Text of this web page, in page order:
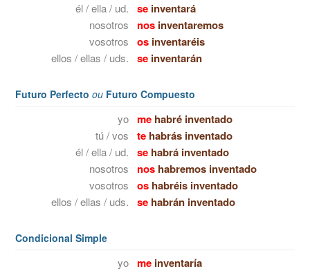
él / ella / ud. seinventará
nosotros nosinventaremos
vosotros osinventaréis
ellos / ellas / uds. seinventarán
Futuro Perfecto ou Futuro Compuesto
yo mehabré inventado
tú / vos tehabrás inventado
él / ella / ud. sehabrá inventado
nosotros noshabremos inventado
vosotros oshabréis inventado
ellos / ellas / uds. sehabrán inventado
Condicional Simple
yo meinventaría